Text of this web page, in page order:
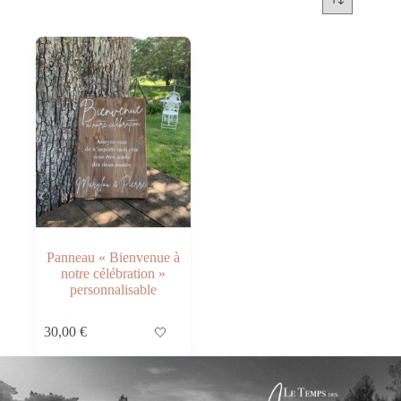
Panneau « Bienvenue à
notre célébration »
personnalisable
30,00€ 🤍